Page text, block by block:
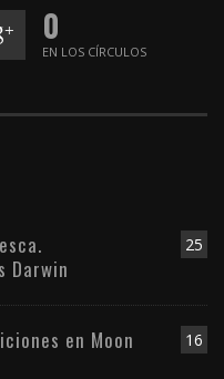
0
EN LOS CÍRCULOS
25
Darwin
16
en Moon